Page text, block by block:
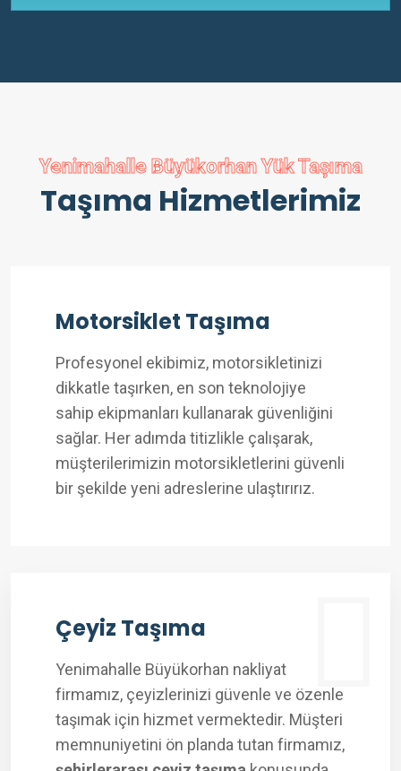
Yenimahalle Büyükorhan Yük Taşıma
Taşıma Hizmetlerimiz
Motorsiklet Taşıma
Profesyonel ekibimiz, motorsikletinizi
dikkatle taşırken, en son teknolojiye
sahip ekipmanları kullanarak güvenliğini
sağlar. Her adımda titizlikle çalışarak,
müşterilerimizin motorsikletlerini güvenli
bir şekilde yeni adreslerine ulaştırırız.
Çeyiz Taşıma
Yenimahalle Büyükorhan nakliyat
firmamız, çeyizlerinizi güvenle ve özenle
taşımak için hizmet vermektedir. Müşteri
memnuniyetini ön planda tutan firmamız,